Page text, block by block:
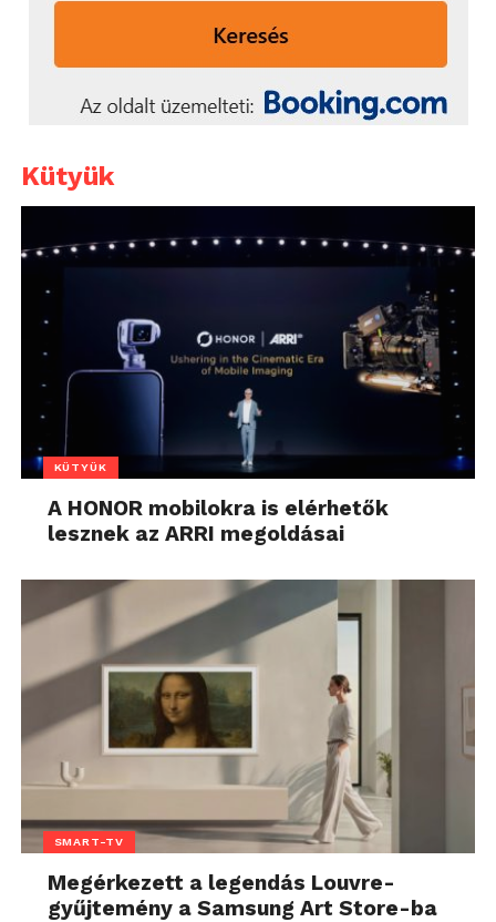
Kütyük
KÜTYÜK
A HONOR mobilokra is elérhetők
lesznek az ARRI megoldásai
SMART-TV
Megérkezett a legendás Louvre-
gyűjtemény a Samsung Art Store-ba